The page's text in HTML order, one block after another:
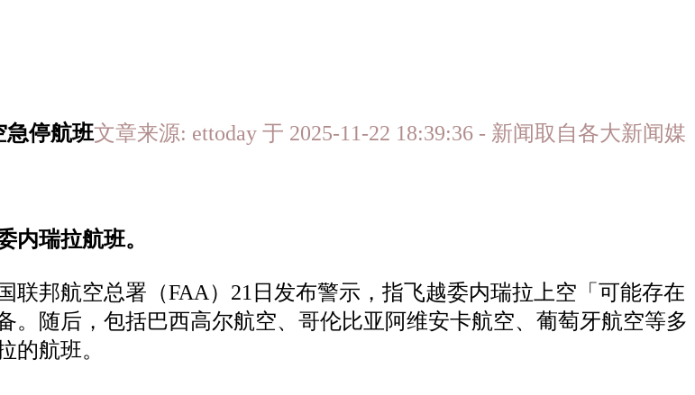
停航班文章来源: ettoday 于 2025-11-22 18:39:36 - 新闻取自各大新闻媒
内瑞拉航班。
联邦航空总署（FAA）21日发布警示，指飞越委内瑞拉上空「可能存在
。随后，包括巴西高尔航空、哥伦比亚阿维安卡航空、葡萄牙航空等多
的航班。